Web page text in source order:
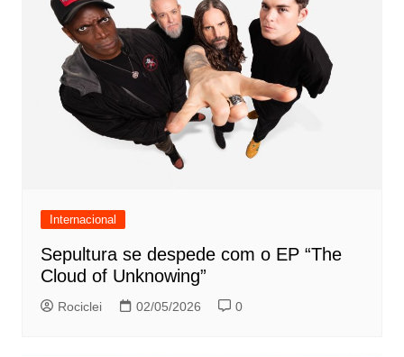
Internacional
Sepultura se despede com o EP “The
Cloud of Unknowing”
Rociclei 02/05/2026 0